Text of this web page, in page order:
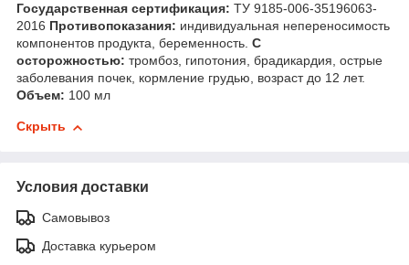
Государственная сертификация: ТУ 9185-006-35196063-
2016 Противопоказания: индивидуальная непереносимость
компонентов продукта, беременность. С
осторожностью: тромбоз, гипотония, брадикардия, острые
заболевания почек, кормление грудью, возраст до 12 лет.
Объем: 100 мл
Скрыть
Условия доставки
Самовывоз
Доставка курьером